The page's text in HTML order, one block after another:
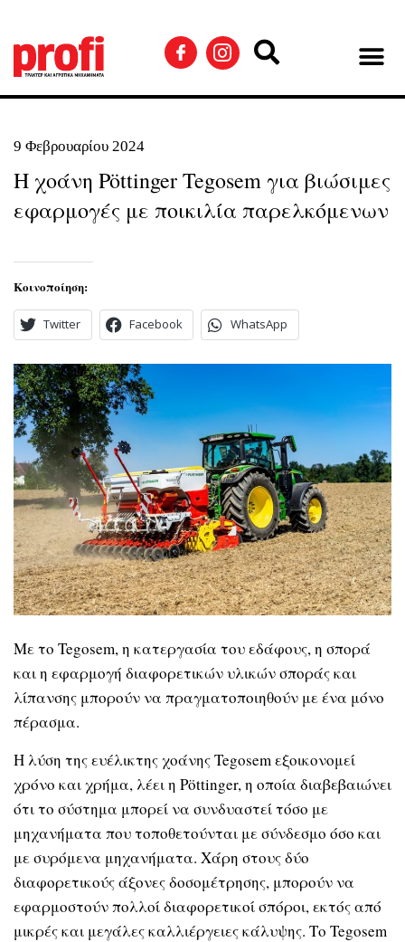
9 Φεβρουαρίου 2024
H χοάνη Pöttinger Tegosem για βιώσιμες
εφαρμογές με ποικιλία παρελκόμενων
Κοινοποίηση:
Twitter Facebook WhatsApp
Με το Tegosem, η κατεργασία του εδάφους, η σπορά
και η εφαρμογή διαφορετικών υλικών σποράς και
λίπανσης μπορούν να πραγματοποιηθούν με ένα μόνο
πέρασμα.
H λύση της ευέλικτης χοάνης Tegosem εξοικονομεί
χρόνο και χρήμα, λέει η Pöttinger, η οποία διαβεβαιώνει
ότι το σύστημα μπορεί να συνδυαστεί τόσο με
μηχανήματα που τοποθετούνται με σύνδεσμο όσο και
με συρόμενα μηχανήματα. Χάρη στους δύο
διαφορετικούς άξονες δοσομέτρησης, μπορούν να
εφαρμοστούν πολλοί διαφορετικοί σπόροι, εκτός από
μικρές και μεγάλες καλλιέργειες κάλυψης. Το Tegosem